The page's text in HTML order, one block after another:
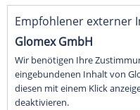
Empfohlener externer
Glomex GmbH
Wir benötigen Ihre
eingebundenen Inhalt von
diesen mit einem Klick
deaktivieren.